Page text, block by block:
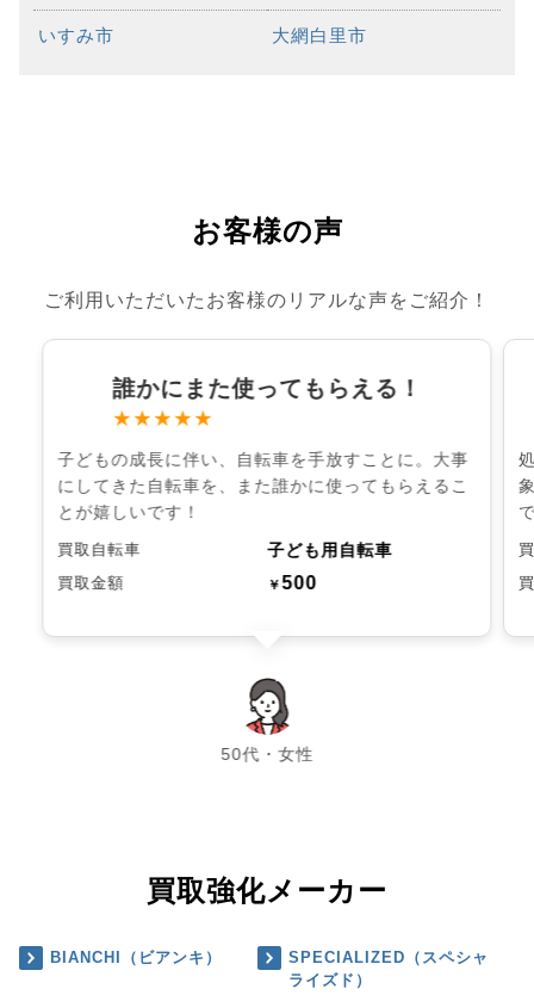
いすみ市 大網白里市
お客様の声
ご利用いただいたお客様のリアルな声をご紹介！
誰かにまた使ってもらえる！
★★★★★
子どもの成長に伴い、自転車を手放すことに。大事
にしてきた自転車を、また誰かに使ってもらえるこ
とが嬉しいです！
買取自転車 子ども用自転車
買取金額 ￥500
50代・女性
chevron_left chevron_right
買取強化メーカー
BIANCHI（ビアンキ）
SPECIALIZED（スペシャ
ライズド）